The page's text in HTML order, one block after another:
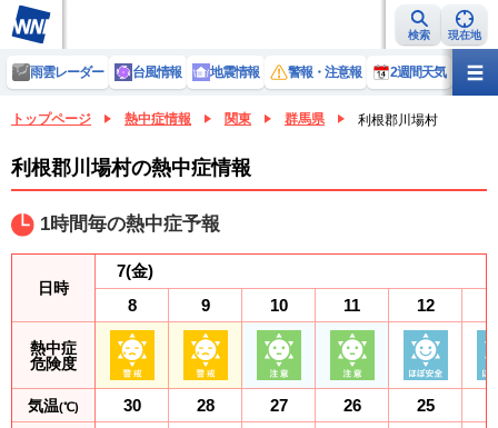
検索 現在地
雨雲レーダー 台風情報 地震情報 警報・注意報 2週間天気 ラ
トップページ 熱中症情報 関東 群馬県 利根郡川場村
利根郡川場村の熱中症情報
1時間毎の熱中症予報
日時
熱中症
危険度
気温(℃)
7(金)
8
30
9
28
10
27
11
26
12
25